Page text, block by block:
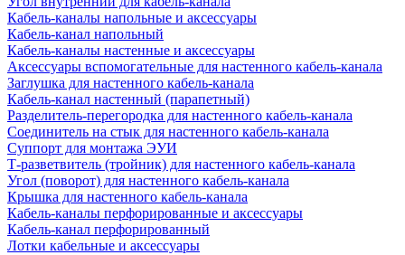
Кабель-каналы напольные и аксессуары
Кабель-канал напольный
Кабель-каналы настенные и аксессуары
Аксессуары вспомогательные для настенного кабель-канала
Заглушка для настенного кабель-канала
Кабель-канал настенный (парапетный)
Разделитель-перегородка для настенного кабель-канала
Соединитель на стык для настенного кабель-канала
Суппорт для монтажа ЭУИ
Т-разветвитель (тройник) для настенного кабель-канала
Угол (поворот) для настенного кабель-канала
Крышка для настенного кабель-канала
Кабель-каналы перфорированные и аксессуары
Кабель-канал перфорированный
Лотки кабельные и аксессуары